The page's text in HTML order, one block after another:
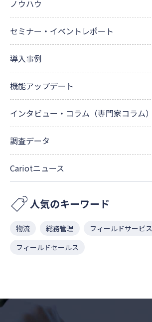
ノウハウ
セミナー・イベントレポート
導入事例
機能アップデート
インタビュー・コラム（専門家コラム）
調査データ
Cariotニュース
人気のキーワード
物流 総務管理
フィールドサービス
フィールドセールス